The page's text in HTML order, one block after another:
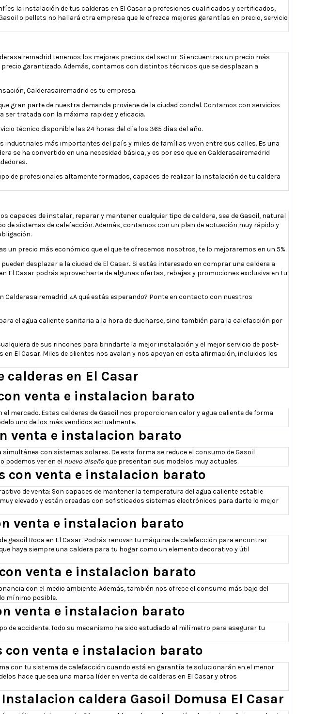
la instalación de tus calderas en El Casar a profesiones cualificados y certificados,
o pellets no hallará otra empresa que le ofrezca mejores garantías en precio, servicio
tenemos los mejores precios del sector. Si encuentras un precio más
garantizado. Además, contamos con distintos técnicos que se desplazan a
Calderasairemadrid es tu empresa.
gran parte de nuestra demanda proviene de la ciudad condal. Contamos con servicios
ser tratada con la máxima rapidez y eficacia.
técnico disponible las 24 horas del día los 365 días del año.
industriales más importantes del país y miles de famílias viven entre sus calles. Es una
se ha convertido en una necesidad básica, y es por eso que en Calderasairemadrid
de profesionales altamente formados, capaces de realizar la instalación de tu caldera
capaces de instalar, reparar y mantener cualquier tipo de caldera, sea de Gasoil, natural
sistemas de calefacción. Además, contamos con un plan de actuación muy rápido y
precio más económico que el que te ofrecemos nosotros, te lo mejoraremos en un 5%.
desplazar a la ciudad de El Casar. Si estás interesado en comprar una caldera a
El Casar podrás aprovecharte de algunas ofertas, rebajas y promociones exclusiva en tu
¿A qué estás esperando? Ponte en contacto con nuestros
el agua caliente sanitaria a la hora de ducharse, sino también para la calefacción por
de sus rincones para brindarte la mejor instalación y el mejor servicio de post-
El Casar. Miles de clientes nos avalan y nos apoyan en esta afirmación, incluidos los
calderas en El Casar
venta e instalacion barato
mercado. Estas calderas de Gasoil nos proporcionan calor y agua caliente de forma
uno de los más vendidos actualmente.
venta e instalacion barato
con sistemas solares. De esta forma se reduce el consumo de Gasoil
podemos ver en el nuevo diseñoque presentan sus modelos muy actuales.
con venta e instalacion barato
de venta: Son capaces de mantener la temperatura del agua caliente estable
elevado y están creadas con sofisticados sistemas electrónicos para darte lo mejor
venta e instalacion barato
gasoil Roca en El Casar. Podrás renovar tu máquina de calefacción para encontrar
haya siempre una caldera para tu hogar como un elemento decorativo y útil
venta e instalacion barato
con el medio ambiente. Además, también nos ofrece el consumo más bajo del
mínimo posible.
venta e instalacion barato
de accidente. Todo su mecanismo ha sido estudiado al milímetro para asegurar tu
con venta e instalacion barato
con tu sistema de calefacción cuando está en garantía te solucionarán en el menor
hace que sea una marca líder en venta de calderas en El Casar y otros
caldera Gasoil Domusa El Casar